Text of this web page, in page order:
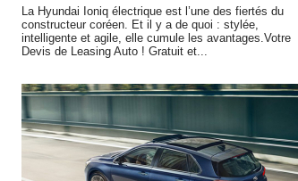
La Hyundai Ioniq électrique est l’une des fiertés du
constructeur coréen. Et il y a de quoi : stylée,
intelligente et agile, elle cumule les avantages.Votre
Devis de Leasing Auto ! Gratuit et...